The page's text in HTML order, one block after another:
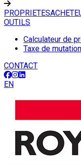
PROPRIETES
OUTILS
Calculateur de
Taxe de mutation
CONTACT
EN